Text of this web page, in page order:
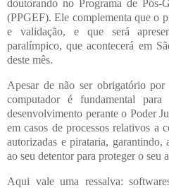
doutorando no Programa de Pós-
(PPGEF). Ele complementa que o
e validação, e que será
paralímpico, que acontecerá em
deste mês.
Apesar de não ser obrigatório
computador é fundamental
desenvolvimento perante o Poder
em casos de processos relativos a
autorizadas e pirataria, garantindo,
ao seu detentor para proteger o seu
Aqui vale uma ressalva: